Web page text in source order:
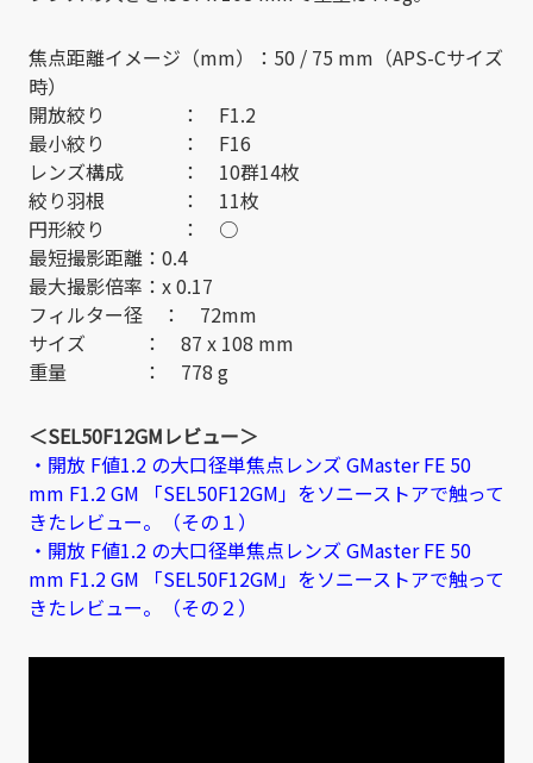
焦点距離イメージ（mm）：50 / 75 mm（APS-Cサイズ
時）
開放絞り ： F1.2
最小絞り ： F16
レンズ構成 ： 10群14枚
絞り羽根 ： 11枚
円形絞り ： ○
最短撮影距離：0.4
最大撮影倍率：x 0.17
フィルター径 ： 72mm
サイズ ： 87 x 108 mm
重量 ： 778 g
＜SEL50F12GMレビュー＞
・開放 F値1.2 の大口径単焦点レンズ GMaster FE 50
mm F1.2 GM 「SEL50F12GM」をソニーストアで触って
きたレビュー。（その１）
・開放 F値1.2 の大口径単焦点レンズ GMaster FE 50
mm F1.2 GM 「SEL50F12GM」をソニーストアで触って
きたレビュー。（その２）